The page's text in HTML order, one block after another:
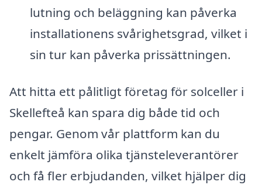
lutning och beläggning kan påverka
installationens svårighetsgrad, vilket i
sin tur kan påverka prissättningen.
Att hitta ett pålitligt företag för solceller i
Skellefteå kan spara dig både tid och
pengar. Genom vår plattform kan du
enkelt jämföra olika tjänsteleverantörer
och få fler erbjudanden, vilket hjälper dig